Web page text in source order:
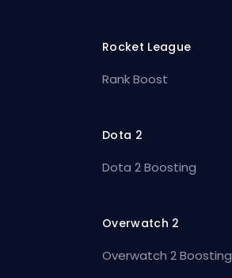
Rocket League
Rank Boost
Dota 2
Dota 2 Boosting
Overwatch 2
Overwatch 2 Boosting